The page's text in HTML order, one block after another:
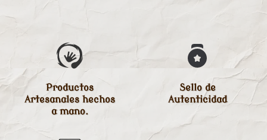
Productos
Artesanales hechos
a mano.
Sello de
Autenticidad